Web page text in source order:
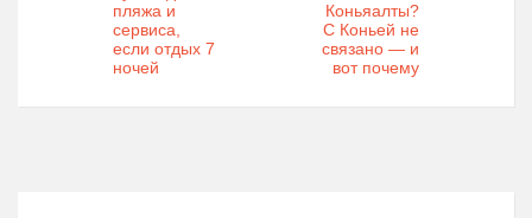
пляжа и
сервиса,
если отдых 7
ночей
Коньяалты?
С Коньей не
связано — и
вот почему